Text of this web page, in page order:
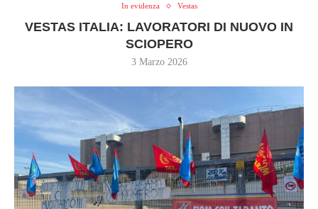
In evidenza Vestas
VESTAS ITALIA: LAVORATORI DI NUOVO IN
SCIOPERO
3 Marzo 2026